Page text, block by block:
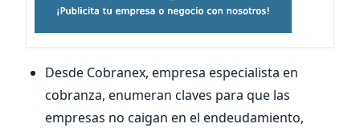
Desde Cobranex, empresa especialista en
cobranza, enumeran claves para que las
empresas no caigan en el endeudamiento,